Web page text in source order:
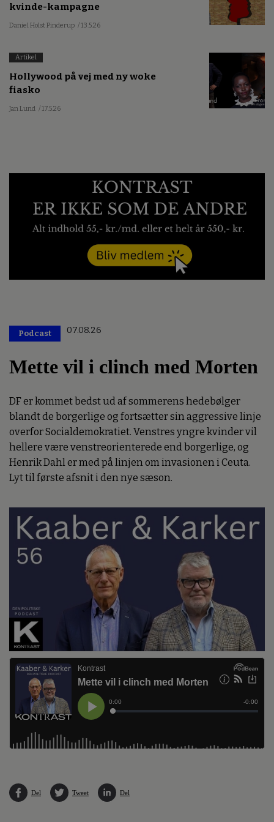
kvinde-kampagne
Daniel Holst Pinderup / 13.5.26
Artikel
Hollywood på vej med ny woke
fiasko
Jan Lund / 17.5.26
Podcast 07.08.26
Mette vil i clinch med Morten
DF er kommet bedst ud af sommerens hedebølger
blandt de borgerlige og fortsætter sin aggressive linje
overfor Socialdemokratiet. Venstres yngre kvinder vil
hellere være venstreorienterede end borgerlige, og
Henrik Dahl er med på linjen om invasionen i Ceuta.
Lyt til første afsnit i den nye sæson.
Del Tweet Del